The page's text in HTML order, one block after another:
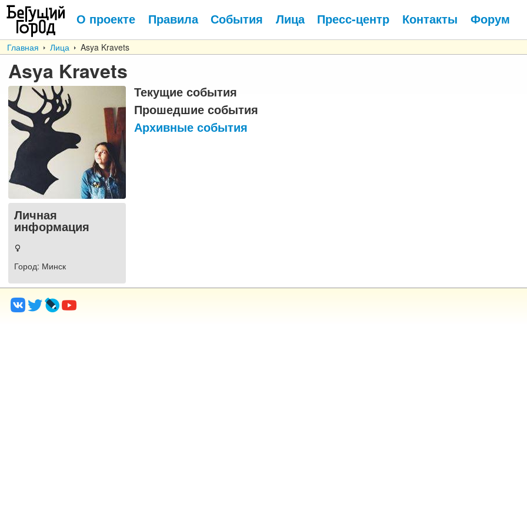
О проекте Правила События Лица Пресс-центр Контакты Форум
Главная Лица Asya Kravets
Asya Kravets
Личная
информация
Город: Минск
Текущие события
Прошедшие события
Архивные события